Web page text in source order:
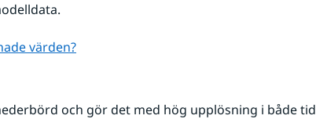
värden?
och gör det med hög upplösning i både tid